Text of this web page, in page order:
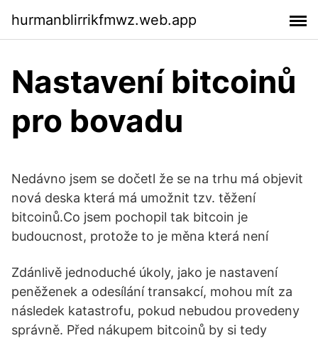
hurmanblirrikfmwz.web.app
Nastavení bitcoinů
pro bovadu
Nedávno jsem se dočetl že se na trhu má objevit
nová deska která má umožnit tzv. těžení
bitcoinů.Co jsem pochopil tak bitcoin je
budoucnost, protože to je měna která není
Zdánlivě jednoduché úkoly, jako je nastavení
peněženek a odesílání transakcí, mohou mít za
následek katastrofu, pokud nebudou provedeny
správně. Před nákupem bitcoinů by si tedy